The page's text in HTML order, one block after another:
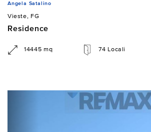
Angela Satalino
Vieste, FG
Residence
14445 mq 74 Locali